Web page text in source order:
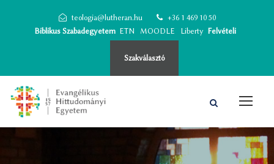
teologia@lutheran.hu
+36 1 469 10 50
Biblikus Szabadegyetem ETN MOODLE Liberty Felvételi
Szakválasztó